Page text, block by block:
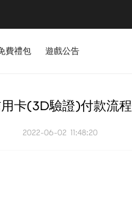
費禮包 遊戲公告
卡(3D驗證)付款流程
2022-06-02 11:48:20